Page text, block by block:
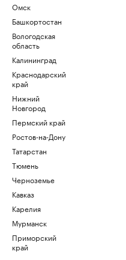
Омск
Башкортостан
Вологодская
область
Калининград
Краснодарский
край
Нижний
Новгород
Пермский край
Ростов-на-Дону
Татарстан
Тюмень
Черноземье
Кавказ
Карелия
Мурманск
Приморский
край